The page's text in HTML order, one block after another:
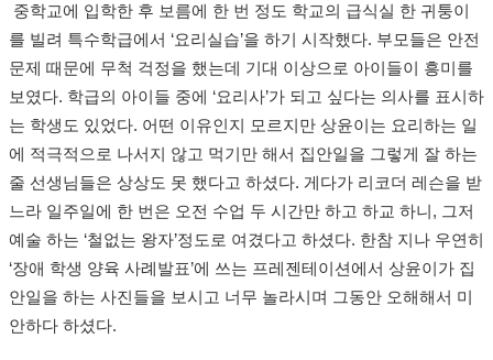
중학교에 입학한 후 보름에 한 번 정도 학교의 급식실 한 귀퉁이
를 빌려 특수학급에서 ‘요리실습’을 하기 시작했다. 부모들은 안전
문제 때문에 무척 걱정을 했는데 기대 이상으로 아이들이 흥미를
보였다. 학급의 아이들 중에 ‘요리사’가 되고 싶다는 의사를 표시하
는 학생도 있었다. 어떤 이유인지 모르지만 상윤이는 요리하는 일
에 적극적으로 나서지 않고 먹기만 해서 집안일을 그렇게 잘 하는
줄 선생님들은 상상도 못 했다고 하셨다. 게다가 리코더 레슨을 받
느라 일주일에 한 번은 오전 수업 두 시간만 하고 하교 하니, 그저
예술 하는 ‘철없는 왕자’정도로 여겼다고 하셨다. 한참 지나 우연히
‘장애 학생 양육 사례발표’에 쓰는 프레젠테이션에서 상윤이가 집
안일을 하는 사진들을 보시고 너무 놀라시며 그동안 오해해서 미
안하다 하셨다.